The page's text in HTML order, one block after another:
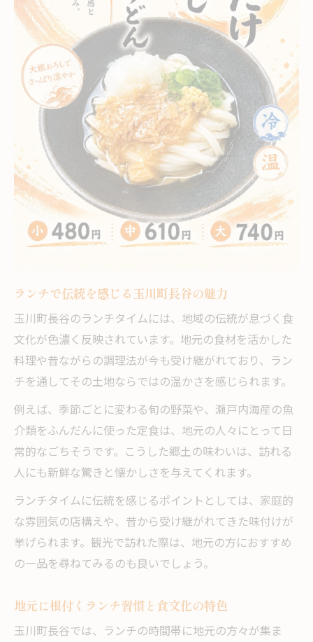
習慣を体感する玉川町長谷ランチ体験
地元習慣が息づく玉川町長谷のランチ体験
ランチタイムで感じる地域の食卓の温もり
食文化とランチ習慣を体で学ぶ楽しさ
地元流のランチマナーとその背景を探る
習慣と歴史が息づくランチ時間の過ごし方
ランチで楽しむ今治市の多彩な郷土料理
ランチで味わう今治市の郷土料理の数々
昔ながらの味が残るランチの魅力を発見
地域食材を活かした多彩なランチメニュー
ご当地グルメを堪能するランチ体験とは
旅の途中に寄りたい玉川町長谷のランチ事情
旅行中に楽しむ玉川町長谷のランチ事情
旅先で選びたいランチスポットの特徴
アクセスしやすいランチ店のおすすめポイ
ント
旅の合間に味わう地元ランチの魅力発見
観光と一緒に楽しむランチの過ごし方
心温まる郷土の味をランチで感じる時間
地元の温もりが伝わるランチ時間の魅力
食卓に広がる郷土料理の優しい味わい
心が満たされるランチで感じる郷土愛
ランチで伝統を感じる玉川町長谷の魅力
玉川町長谷のランチタイムには、地域の伝統が息づく食
文化が色濃く反映されています。地元の食材を活かした
料理や昔ながらの調理法が今も受け継がれており、ラン
チを通してその土地ならではの温かさを感じられます。
例えば、季節ごとに変わる旬の野菜や、瀬戸内海産の魚
介類をふんだんに使った定食は、地元の人々にとって日
常的なごちそうです。こうした郷土の味わいは、訪れる
人にも新鮮な驚きと懐かしさを与えてくれます。
ランチタイムに伝統を感じるポイントとしては、家庭的
な雰囲気の店構えや、昔から受け継がれてきた味付けが
挙げられます。観光で訪れた際は、地元の方におすすめ
の一品を尋ねてみるのも良いでしょう。
地元に根付くランチ習慣と食文化の特色
玉川町長谷では、ランチの時間帯に地元の方々が集ま